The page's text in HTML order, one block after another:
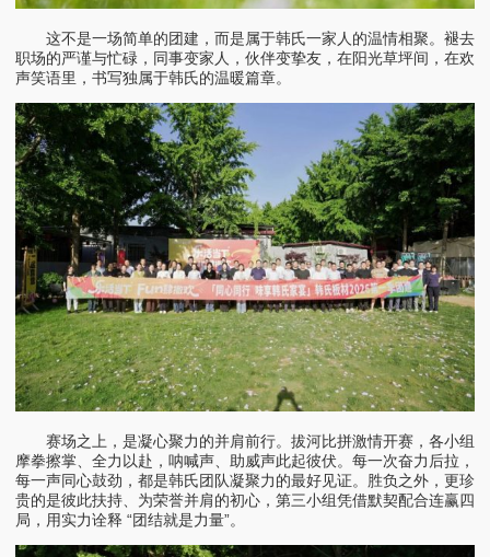
这不是一场简单的团建，而是属于韩氏一家人的温情相聚。褪去
职场的严谨与忙碌，同事变家人，伙伴变挚友，在阳光草坪间，在欢
声笑语里，书写独属于韩氏的温暖篇章。
赛场之上，是凝心聚力的并肩前行。拔河比拼激情开赛，各小组
摩拳擦掌、全力以赴，呐喊声、助威声此起彼伏。每一次奋力后拉，
每一声同心鼓劲，都是韩氏团队凝聚力的最好见证。胜负之外，更珍
贵的是彼此扶持、为荣誉并肩的初心，第三小组凭借默契配合连赢四
局，用实力诠释 “团结就是力量”。